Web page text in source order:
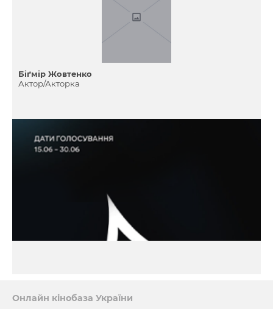
Біґмір Жовтенко
Актор/Акторка
Онлайн кінобаза України